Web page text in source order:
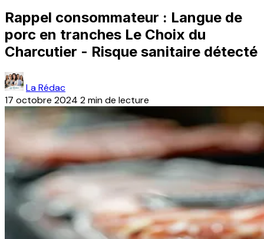
Rappel consommateur : Langue de
porc en tranches Le Choix du
Charcutier - Risque sanitaire détecté
La Rédac
17 octobre 2024 2 min de lecture